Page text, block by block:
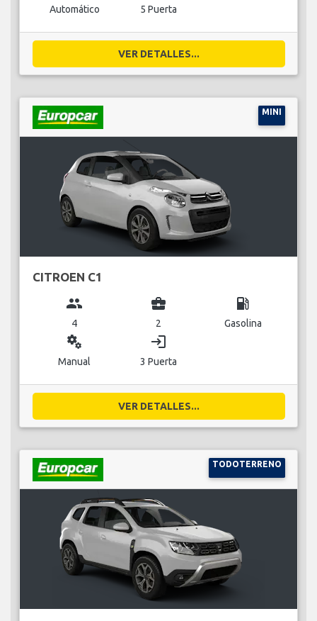
Automático 5 Puerta
VER DETALLES...
MINI
CITROEN C1
group
4
business_center
2
local_gas_station
Gasolina
miscellaneous_services
Manual
login
3 Puerta
VER DETALLES...
TODOTERRENO